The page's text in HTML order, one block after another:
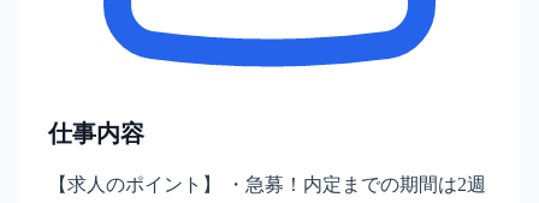
仕事内容
【求人のポイント】 ・急募！内定までの期間は2週